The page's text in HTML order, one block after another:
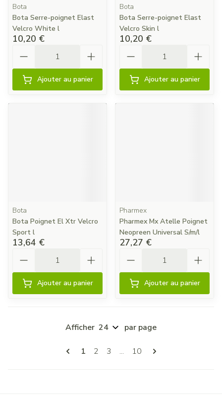
Bota
Bota Serre-poignet Elast
Velcro White l
10,20 €
Ajouter au panier
Bota
Bota Serre-poignet Elast
Velcro Skin l
10,20 €
Ajouter au panier
Bota
Bota Poignet El Xtr Velcro
Sport l
13,64 €
Ajouter au panier
Pharmex
Pharmex Mx Atelle Poignet
Neopreen Universal S/m/l
27,27 €
Ajouter au panier
Pages
Vous lisez actuellement la page
1 Page
2 Page
3 ... Page
10
Afficher par page